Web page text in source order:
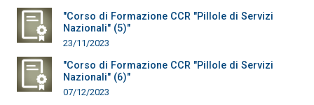
"Corso di Formazione CCR "Pillole di Servizi
Nazionali" (5)"
23/11/2023
"Corso di Formazione CCR "Pillole di Servizi
Nazionali" (6)"
07/12/2023